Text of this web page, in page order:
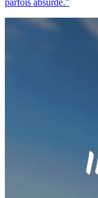
parfois absurde."